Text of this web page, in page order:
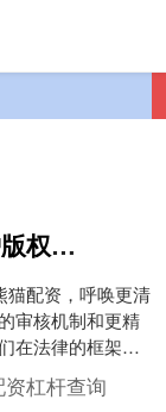
熊猫配资 在保护版权与鼓励创新间求得平衡 AI“魔改”怎么看（坚持“两创”·关注新时代文艺）
猫配资，呼唤更清
审核机制和更精
在法律的框架内
的平衡 最近，在
资杠杆查询